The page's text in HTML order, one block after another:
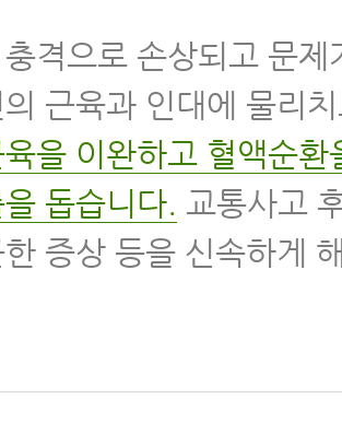
격으로 손상되고 문제
근육과 인대에 물리
을 이완하고 혈액순환
돕습니다. 교통사고
증상 등을 신속하게